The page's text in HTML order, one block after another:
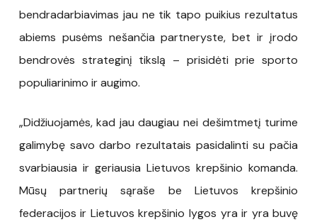
bendradarbiavimas jau ne tik tapo puikius rezultatus
abiems pusėms nešančia partneryste, bet ir įrodo
bendrovės strateginį tikslą – prisidėti prie sporto
populiarinimo ir augimo.
„Didžiuojamės, kad jau daugiau nei dešimtmetį turime
galimybę savo darbo rezultatais pasidalinti su pačia
svarbiausia ir geriausia Lietuvos krepšinio komanda.
Mūsų partnerių sąraše be Lietuvos krepšinio
federacijos ir Lietuvos krepšinio lygos yra ir yra buvę